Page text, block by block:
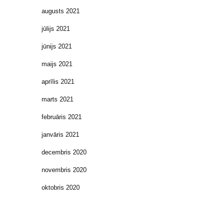
augusts 2021
jūlijs 2021
jūnijs 2021
maijs 2021
aprīlis 2021
marts 2021
februāris 2021
janvāris 2021
decembris 2020
novembris 2020
oktobris 2020